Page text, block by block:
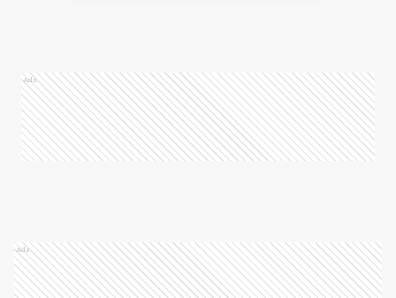
Ads
Ads